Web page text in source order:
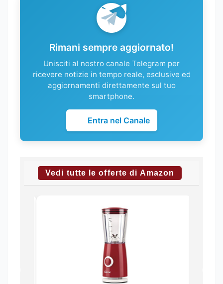
Rimani sempre aggiornato!
Unisciti al nostro canale Telegram per
ricevere notizie in tempo reale, esclusive ed
aggiornamenti direttamente sul tuo
smartphone.
Entra nel Canale